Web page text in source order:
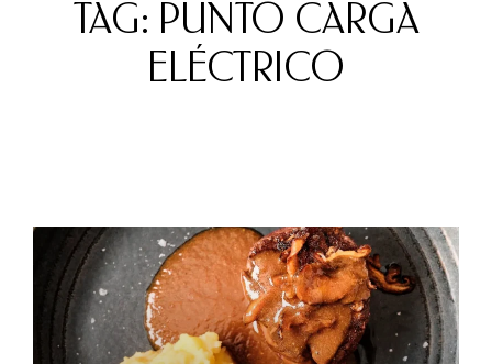
TAG: PUNTO CARGA
ELÉCTRICO